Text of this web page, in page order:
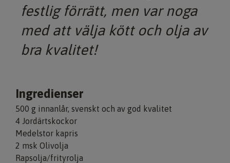
festlig förrätt, men var noga
med att välja kött och olja av
bra kvalitet!
Ingredienser
500 g innanlår, svenskt och av god kvalitet
4 Jordärtskockor
Medelstor kapris
2 msk Olivolja
Rapsolja/frityrolja